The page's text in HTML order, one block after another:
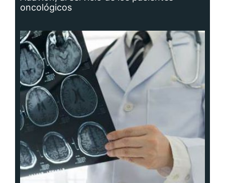
oncológicos